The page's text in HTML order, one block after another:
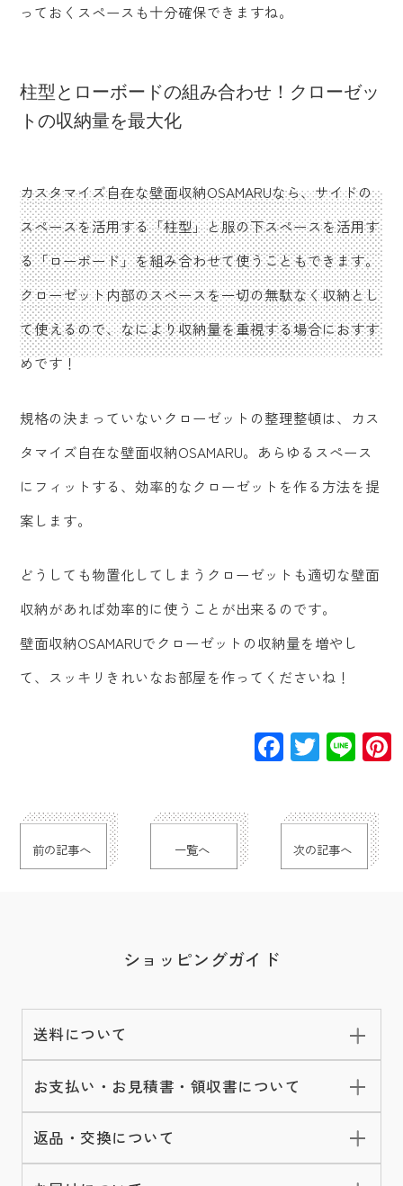
っておくスペースも十分確保できますね。
柱型とローボードの組み合わせ！クローゼッ
トの収納量を最大化
カスタマイズ自在な壁面収納OSAMARUなら、サイドの
スペースを活用する「柱型」と服の下スペースを活用す
る「ローボード」を組み合わせて使うこともできます。
クローゼット内部のスペースを一切の無駄なく収納とし
て使えるので、なにより収納量を重視する場合におすす
めです！
規格の決まっていないクローゼットの整理整頓は、カス
タマイズ自在な壁面収納OSAMARU。あらゆるスぺース
にフィットする、効率的なクローゼットを作る方法を提
案します。
どうしても物置化してしまうクローゼットも適切な壁面
収納があれば効率的に使うことが出来るのです。
壁面収納OSAMARUでクローゼットの収納量を増やし
て、スッキリきれいなお部屋を作ってくださいね！
Facebook
前の記事へ 一覧へ 次の記事へ
ショッピングガイド
送料について
お支払い・お見積書・領収書について
返品・交換について